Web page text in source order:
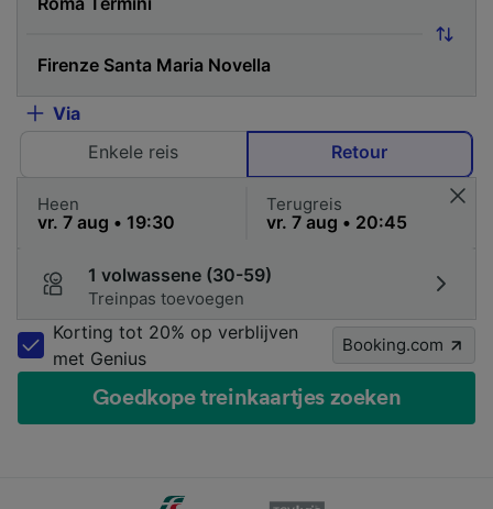
Via
Enkele reis
Retour
Heen Terugreis
1 volwassene (30-59)
Treinpas toevoegen
Korting tot 20% op verblijven
met Genius
Booking.com
Goedkope treinkaartjes zoeken